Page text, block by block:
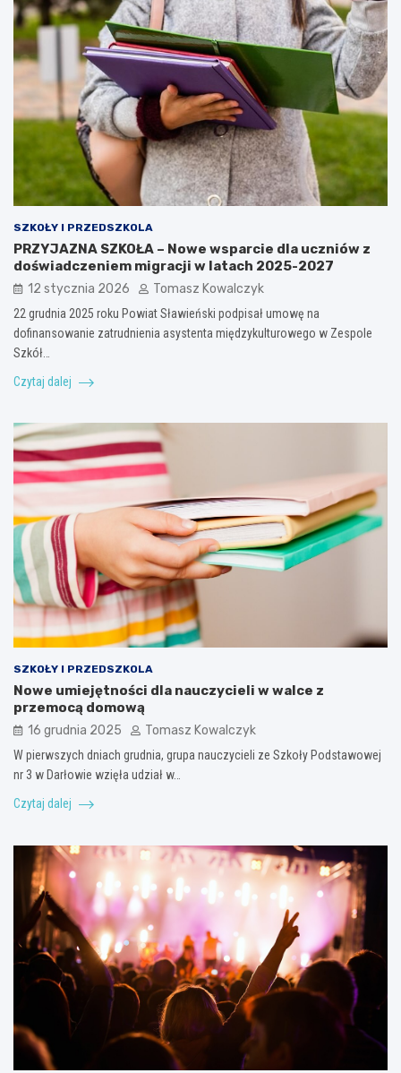
SZKOŁY I PRZEDSZKOLA
PRZYJAZNA SZKOŁA – Nowe wsparcie dla uczniów z
doświadczeniem migracji w latach 2025-2027
12 stycznia 2026 Tomasz Kowalczyk
22 grudnia 2025 roku Powiat Sławieński podpisał umowę na
dofinansowanie zatrudnienia asystenta międzykulturowego w Zespole
Szkół…
Czytaj dalej
SZKOŁY I PRZEDSZKOLA
Nowe umiejętności dla nauczycieli w walce z
przemocą domową
16 grudnia 2025 Tomasz Kowalczyk
W pierwszych dniach grudnia, grupa nauczycieli ze Szkoły Podstawowej
nr 3 w Darłowie wzięła udział w…
Czytaj dalej